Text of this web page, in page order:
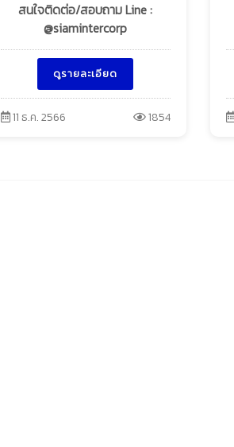
สนใจติดต่อ/สอบถาม Line :
@siamintercorp
ดูรายละเอียด
11 ธ.ค. 2566 1854